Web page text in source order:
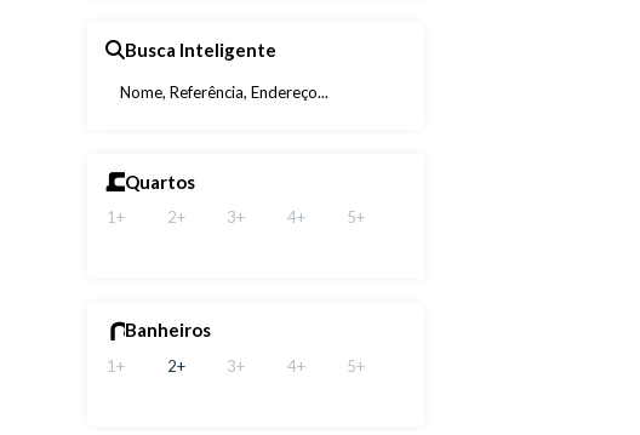
Busca Inteligente
Quartos
1+ 2+ 3+ 4+ 5+
Banheiros
1+ 2+ 3+ 4+ 5+